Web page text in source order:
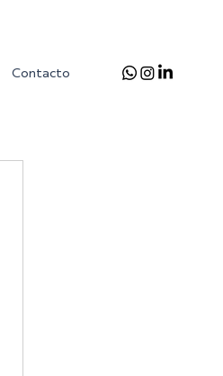
Contacto